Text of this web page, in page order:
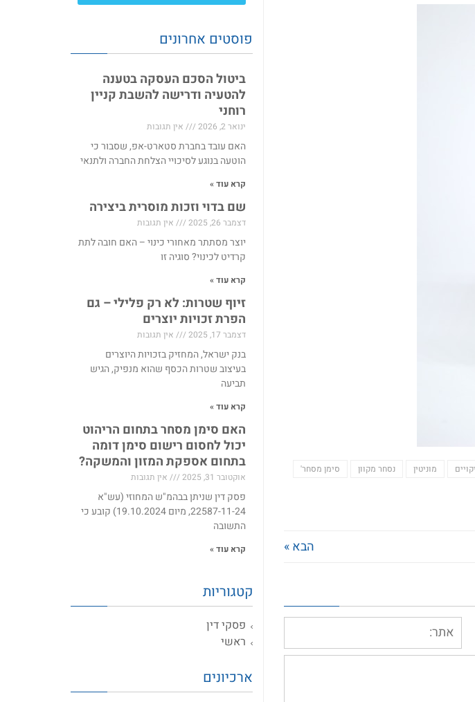
מוניטין נסחר מקוון סימן מסחר'
הבא »
פוסטים אחרונים
ביטול הסכם העסקה בטענה
להטעיה ודרישה להשבת קניין
רוחני
ינואר 2, 2026 אין תגובות
האם עובד בחברת סטארט-אפ, שסבור כי
הוטעה בנוגע לסיכויי הצלחת החברה ולתנאי
קרא עוד »
שם בדוי וזכות מוסרית ביצירה
דצמבר 26, 2025 אין תגובות
יוצר מסתתר מאחורי כינוי – האם חובה לתת
קרדיט לכינוי? סוגיה זו
קרא עוד »
זיוף שטרות: לא רק פלילי – גם
הפרת זכויות יוצרים
דצמבר 17, 2025 אין תגובות
בנק ישראל, המחזיק בזכויות היוצרים
בעיצוב שטרות הכסף שהוא מנפיק, הגיש
תביעה
קרא עוד »
האם סימן מסחר בתחום הריהוט
יכול לחסום רישום סימן דומה
בתחום אספקת המזון והמשקה?
אוקטובר 31, 2025 אין תגובות
פסק דין שניתן בבהמ"ש המחוזי (עש"א
22587-11-24, מיום 19.10.2024) קובע כי
התשובה
קרא עוד »
קטגוריות
פסקי דין
ראשי
ארכיונים